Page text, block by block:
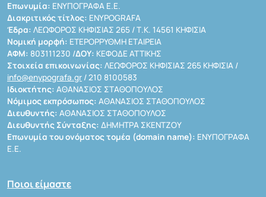
Επωνυμία: ΕΝΥΠΟΓΡΑΦΑ Ε.Ε.
Διακριτικός τίτλος: ENYPOGRAFA
Έδρα: ΛΕΩΦΟΡΟΣ ΚΗΦΙΣΙΑΣ 265 / Τ.Κ. 14561 ΚΗΦΙΣΙΑ
Νομική μορφή: ΕΤΕΡΟΡΡΥΘΜΗ ΕΤΑΙΡΕΙΑ
ΑΦΜ: 803111230 /ΔΟΥ: ΚΕΦΟΔΕ ΑΤΤΙΚΗΣ
Στοιχεία επικοινωνίας: ΛΕΩΦΟΡΟΣ ΚΗΦΙΣΙΑΣ 265 ΚΗΦΙΣΙΑ /
info@enypografa.gr / 210 8100583
Ιδιοκτήτης: ΑΘΑΝΑΣΙΟΣ ΣΤΑΘΟΠΟΥΛΟΣ
Νόμιμος εκπρόσωπος: ΑΘΑΝΑΣΙΟΣ ΣΤΑΘΟΠΟΥΛΟΣ
Διευθυντής: ΑΘΑΝΑΣΙΟΣ ΣΤΑΘΟΠΟΥΛΟΣ
Διευθυντής Σύνταξης: ΔΗΜΗΤΡΑ ΣΚΕΝΤΖΟΥ
Επωνυμία του ονόματος τομέα (domain name): ΕΝΥΠΟΓΡΑΦΑ
Ε.Ε.
Ποιοι είμαστε